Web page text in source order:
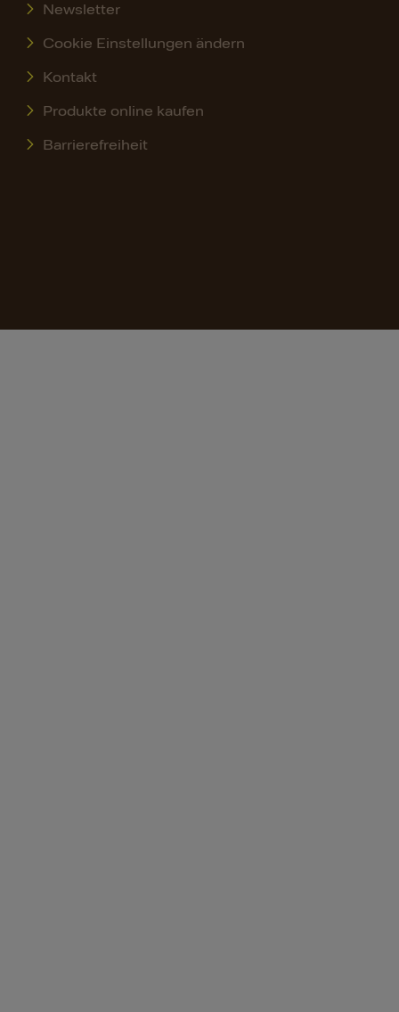
Newsletter
Cookie Einstellungen ändern
Kontakt
Produkte online kaufen
Barrierefreiheit